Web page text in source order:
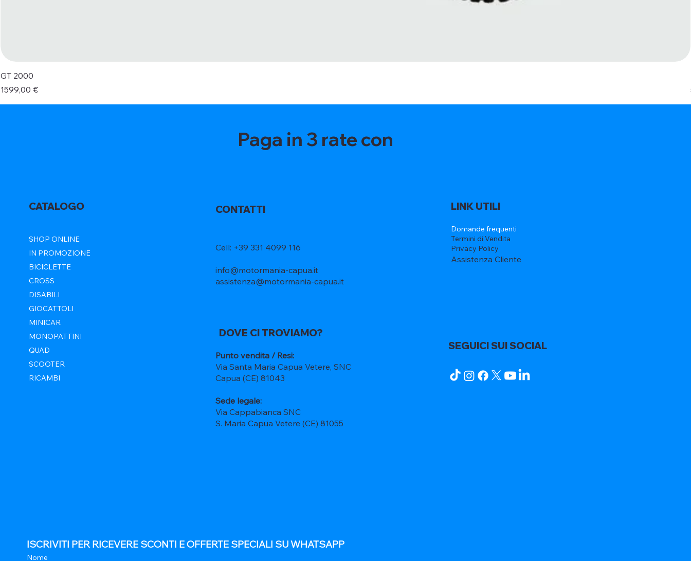
GT 2000
Prezzo
1599,00 €
Paga in 3 rate con
CATALOGO
SHOP ONLINE
IN PROMOZIONE
BICICLETTE
CROSS
DISABILI
GIOCATTOLI
MINICAR
MONOPATTINI
QUAD
SCOOTER
RICAMBI
CONTATTI
Cell: +39 331 4099 116
info@motormania-capua.it
assistenza@motormania-capua.it
DOVE CI TROVIAMO?
Punto vendita / Resi:
Via Santa Maria Capua Vetere, SNC
Capua (CE) 81043
Sede legale:
Via Cappabianca SNC
S. Maria Capua Vetere (CE) 81055
LINK UTILI
Domande frequenti
Termini di Vendita
Privacy Policy
Assistenza Cliente
SEGUICI SUI SOCIAL
ISCRIVITI PER RICEVERE SCONTI E OFFERTE SPECIALI SU WHATSAPP
Nome